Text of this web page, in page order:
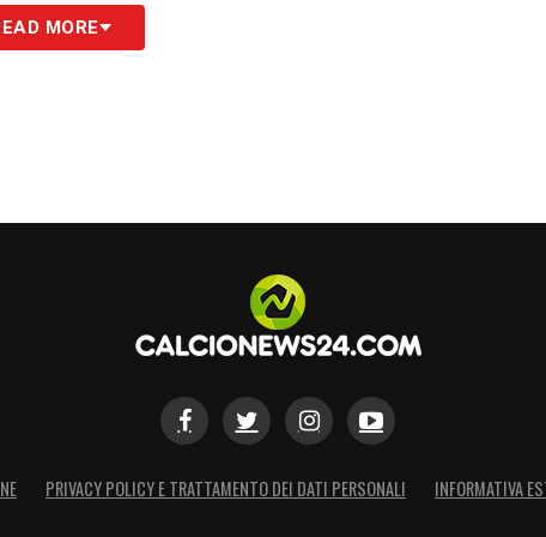
di acquisto per il restante 30%, quotata a
MORE
PRIVACY POLICY E TRATTAMENTO DEI DATI PERSONALI INFORMATIVA